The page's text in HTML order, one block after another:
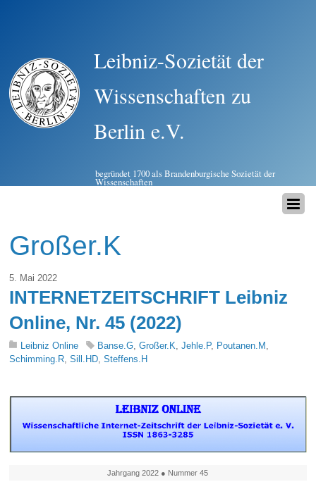
Leibniz-Sozietät der
Wissenschaften zu
Berlin e.V.
begründet 1700 als Brandenburgische Sozietät der
Wissenschaften
Großer.K
5. Mai 2022
INTERNETZEITSCHRIFT Leibniz
Online, Nr. 45 (2022)
Leibniz Online Banse.G,Großer.K,Jehle.P, Poutanen.M ,
Schimming.R,Sill.HD,Steffens.H
Jahrgang 2022 ● Nummer 45